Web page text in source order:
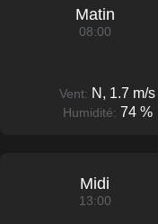
Matin
08:00
Vent: N, 1.7 m/s
Humidité: 74 %
Midi
13:00